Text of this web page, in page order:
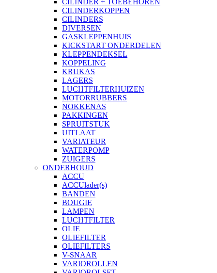
CILINDER + TOEBEHOREN
CILINDERKOPPEN
CILINDERS
DIVERSEN
GASKLEPPENHUIS
KICKSTART ONDERDELEN
KLEPPENDEKSEL
KOPPELING
KRUKAS
LAGERS
LUCHTFILTERHUIZEN
MOTORRUBBERS
NOKKENAS
PAKKINGEN
SPRUITSTUK
UITLAAT
VARIATEUR
WATERPOMP
ZUIGERS
ONDERHOUD
ACCU
ACCUlader(s)
BANDEN
BOUGIE
LAMPEN
LUCHTFILTER
OLIE
OLIEFILTER
OLIEFILTERS
V-SNAAR
VARIOROLLEN